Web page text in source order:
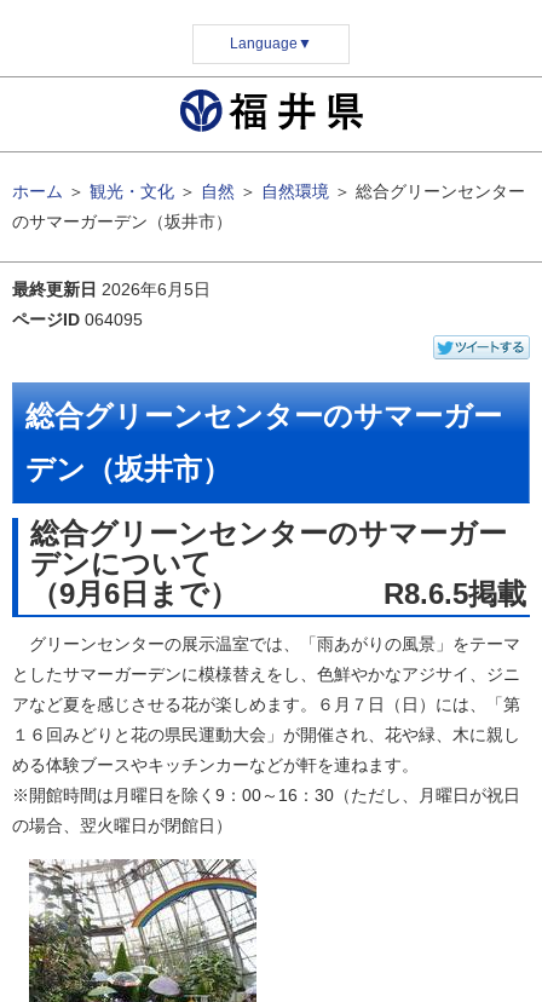
Language ▼
ホーム ＞ 観光・文化 ＞ 自然 ＞ 自然環境 ＞ 総合グリーンセンター
のサマーガーデン（坂井市）
最終更新日 2026年6月5日
ページID 064095
総合グリーンセンターのサマーガー
デン（坂井市）
総合グリーンセンターのサマーガー
デンについて
（9月6日まで） R8.6.5掲載
グリーンセンターの展示温室では、「雨あがりの風景」をテーマ
としたサマーガーデンに模様替えをし、色鮮やかなアジサイ、ジニ
アなど夏を感じさせる花が楽しめます。６月７日（日）には、「第
１６回みどりと花の県民運動大会」が開催され、花や緑、木に親し
める体験ブースやキッチンカーなどが軒を連ねます。
※開館時間は月曜日を除く9：00～16：30（ただし、月曜日が祝日
の場合、翌火曜日が閉館日）